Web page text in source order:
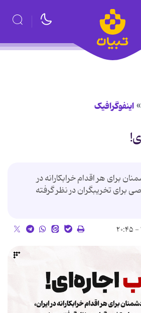
اینفوگرافیک
برای هر اقدام خرابکارانه در
برای تخریبگران در نظر گرفته